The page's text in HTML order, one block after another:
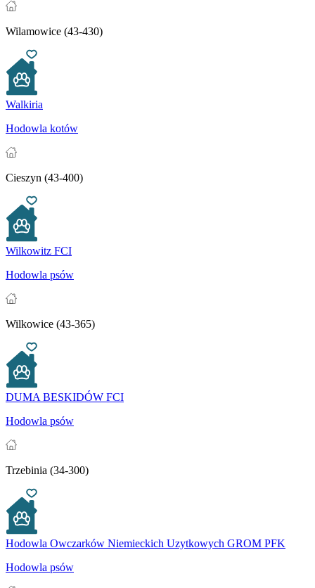
Wilamowice (43-430)
Walkiria
Hodowla kotów
Cieszyn (43-400)
Wilkowitz FCI
Hodowla psów
Wilkowice (43-365)
DUMA BESKIDÓW FCI
Hodowla psów
Trzebinia (34-300)
Hodowla Owczarków Niemieckich Uzytkowych GROM PFK
Hodowla psów